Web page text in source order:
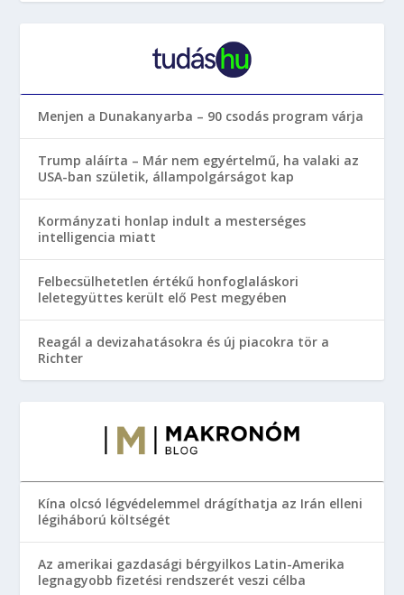
Menjen a Dunakanyarba – 90 csodás program várja
Trump aláírta – Már nem egyértelmű, ha valaki az
USA-ban születik, állampolgárságot kap
Kormányzati honlap indult a mesterséges
intelligencia miatt
Felbecsülhetetlen értékű honfoglaláskori
leletegyüttes került elő Pest megyében
Reagál a devizahatásokra és új piacokra tör a
Richter
Kína olcsó légvédelemmel drágíthatja az Irán elleni
légiháború költségét
Az amerikai gazdasági bérgyilkos Latin-Amerika
legnagyobb fizetési rendszerét veszi célba